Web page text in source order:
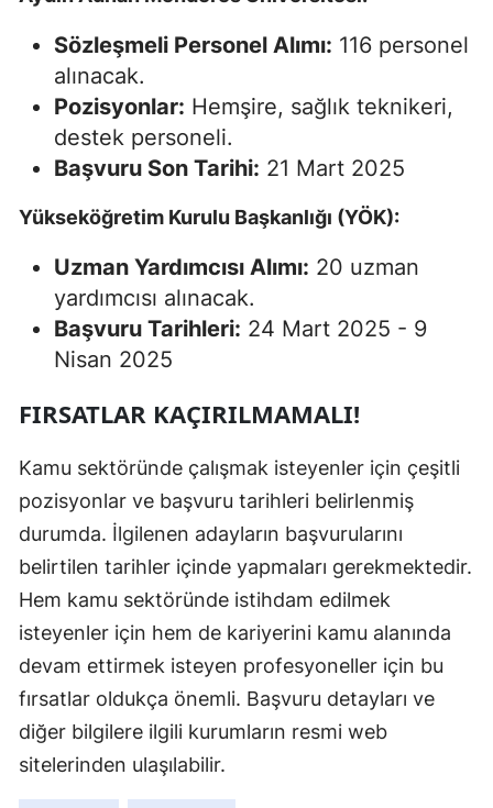
Sözleşmeli Personel Alımı: 116 personel
alınacak.
Pozisyonlar: Hemşire, sağlık teknikeri,
destek personeli.
Başvuru Son Tarihi: 21 Mart 2025
Yükseköğretim Kurulu Başkanlığı (YÖK):
Uzman Yardımcısı Alımı: 20 uzman
yardımcısı alınacak.
Başvuru Tarihleri: 24 Mart 2025 - 9
Nisan 2025
FIRSATLAR KAÇIRILMAMALI!
Kamu sektöründe çalışmak isteyenler için çeşitli
pozisyonlar ve başvuru tarihleri belirlenmiş
durumda. İlgilenen adayların başvurularını
belirtilen tarihler içinde yapmaları gerekmektedir.
Hem kamu sektöründe istihdam edilmek
isteyenler için hem de kariyerini kamu alanında
devam ettirmek isteyen profesyoneller için bu
fırsatlar oldukça önemli. Başvuru detayları ve
diğer bilgilere ilgili kurumların resmi web
sitelerinden ulaşılabilir.